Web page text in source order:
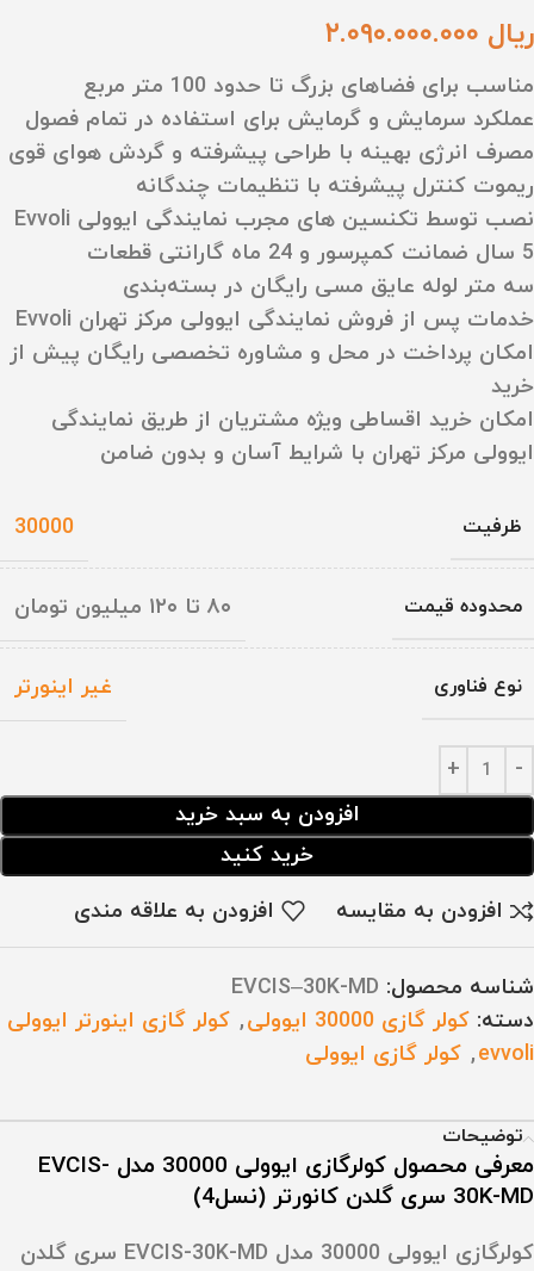
ریال
مناسب برای فضاهای بزرگ تا حدود 100 متر مربع
عملکرد سرمایش و گرمایش برای استفاده در تمام فصول
مصرف انرژی بهینه با طراحی پیشرفته و گردش هوای قوی
ریموت کنترل پیشرفته با تنظیمات چندگانه
نصب توسط تکنسین‌ های مجرب نمایندگی ایوولی Evvoli
5 سال ضمانت کمپرسور و 24 ماه گارانتی قطعات
سه متر لوله عایق مسی رایگان در بسته‌بندی
خدمات پس از فروش نمایندگی ایوولی مرکز تهران Evvoli
امکان پرداخت در محل و مشاوره تخصصی رایگان پیش از
خرید
امکان خرید اقساطی ویژه مشتریان از طریق نمایندگی
ایوولی مرکز تهران با شرایط آسان و بدون ضامن
ظرفیت 30000
محدوده قیمت ۸۰ تا ۱۲۰ میلیون تومان
نوع فناوری غیر اینورتر
افزودن به سبد خرید
خرید کنید
افزودن به مقایسه
افزودن به علاقه مندی
شناسه محصول: EVCIS–30K-MD
دسته: کولر گازی 30000 ایوولی , کولر گازی اینورتر ایوولی
evvoli
, کولر گازی ایوولی
توضیحات
معرفی محصول کولرگازی ایوولی 30000 مدل EVCIS-
30K-MD سری گلدن کانورتر (نسل4)
کولرگازی ایوولی 30000 مدل EVCIS-30K-MD سری گلدن